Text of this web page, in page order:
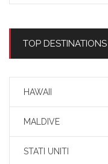
TOP DESTINATIONS
HAWAII
MALDIVE
STATI UNITI